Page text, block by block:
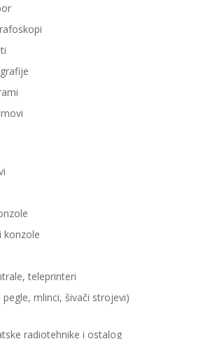
konzole
teleprinteri
pegle, mlinci, šivači strojevi)
radiotehnike i ostalog